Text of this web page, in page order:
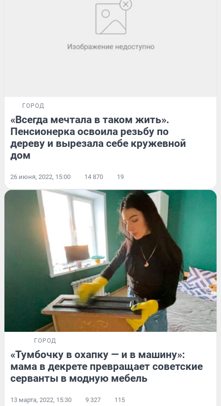
ГОРОД
«Всегда мечтала в таком жить».
Пенсионерка освоила резьбу по
дереву и вырезала себе кружевной
дом
26 июня, 2022, 15:00 14 870 19
ГОРОД
«Тумбочку в охапку — и в машину»:
мама в декрете превращает советские
серванты в модную мебель
13 марта, 2022, 15:30 9 327 115